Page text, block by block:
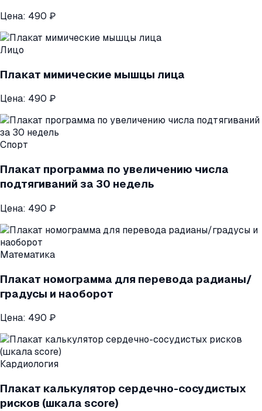
Цена: 490 ₽
Лицо
Плакат мимические мышцы лица
Цена: 490 ₽
Спорт
Плакат программа по увеличению числа
подтягиваний за 30 недель
Цена: 490 ₽
Математика
Плакат номограмма для перевода радианы/
градусы и наоборот
Цена: 490 ₽
Кардиология
Плакат калькулятор сердечно-сосудистых
рисков (шкала score)